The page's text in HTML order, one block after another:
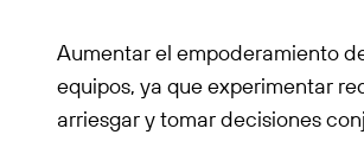
Aumentar el empoderamiento
equipos, ya que experimentar
arriesgar y tomar decisiones